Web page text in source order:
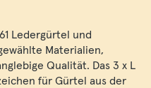
Ledergürtel und
Materialien,
Qualität. Das 3 x L
für Gürtel aus der